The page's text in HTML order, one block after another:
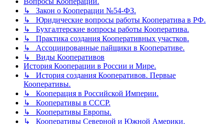
↳ Закон о Кооперации №54-ФЗ.
↳ Юридические вопросы работы Кооператива в РФ.
↳ Бухгалтерские вопросы работы Кооператива.
↳ Практика создания Кооперативных участков.
↳ Ассоциированные пайщики в Кооперативе.
↳ Виды Кооперативов
История Кооперации в России и Мире.
↳ История создания Кооперативов. Первые
Кооперативы.
↳ Кооперация в Российской Империи.
↳ Кооперативы в СССР.
↳ Кооперативы Европы.
↳ Кооперативы Северной и Южной Америки.